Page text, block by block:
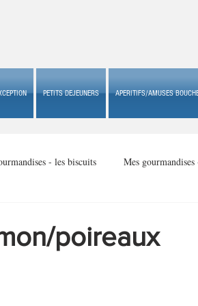
PETITS DEJEUNERS APERITIFS/AMUSES
- les biscuits Mes
poireaux